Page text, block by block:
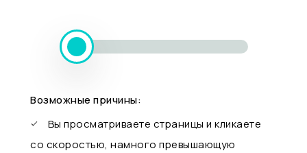
Возможные причины:
Вы просматриваете страницы и кликаете
со скоростью, намного превышающую